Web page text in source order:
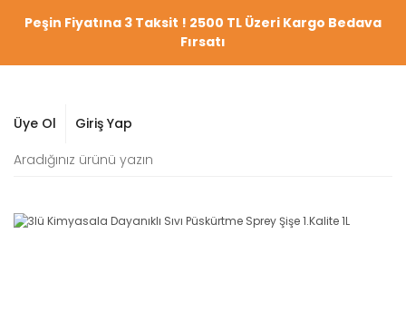
Peşin Fiyatına 3 Taksit ! 2500 TL Üzeri Kargo Bedava
Fırsatı
Üye Ol Giriş Yap